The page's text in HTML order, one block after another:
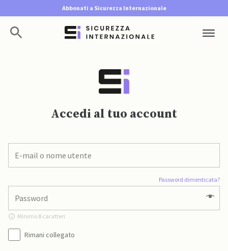
Abbonati a Sicurezza Internazionale
Accedi al tuo account
Password dimenticata?
Minimo 8 caratteri
Rimani collegato